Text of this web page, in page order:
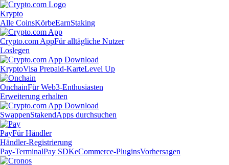
Krypto
Alle CoinsKörbeEarnStaking
Crypto.com AppFür alltägliche Nutzer
Loslegen
KryptoVisa Prepaid-KarteLevel Up
OnchainFür Web3-Enthusiasten
Erweiterung erhalten
SwappenStakendApps durchsuchen
PayFür Händler
Händler-Registrierung
Pay-TerminalPay SDKeCommerce-PluginsVorhersagen